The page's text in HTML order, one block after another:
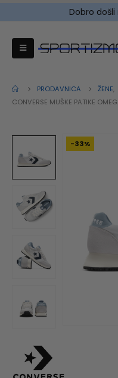
Dobro
PRODAVNICA ŽENE,
CONVERSE MUŠKE PATIKE
-33%